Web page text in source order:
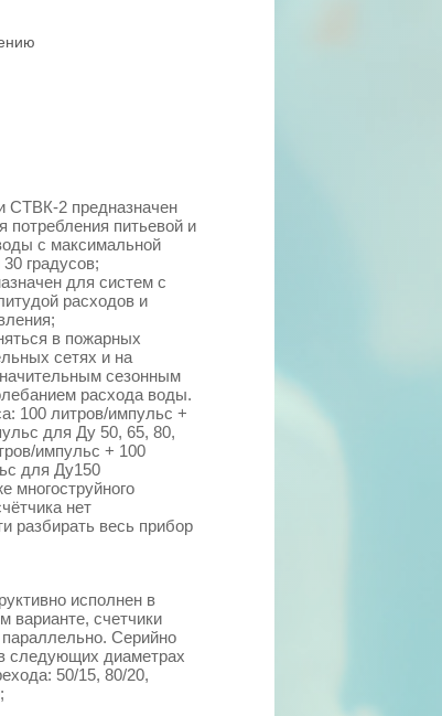
СТВК-2 предназначен
потребления питьевой и
с максимальной
градусов;
для систем с
расходов и
в пожарных
сетях и на
сезонным
расхода воды.
100 литров/импульс +
для Ду 50, 65, 80,
импульс + 100
для Ду150
многоструйного
нет
разбирать весь прибор
исполнен в
варианте, счетчики
Серийно
следующих диаметрах
50/15, 80/20,